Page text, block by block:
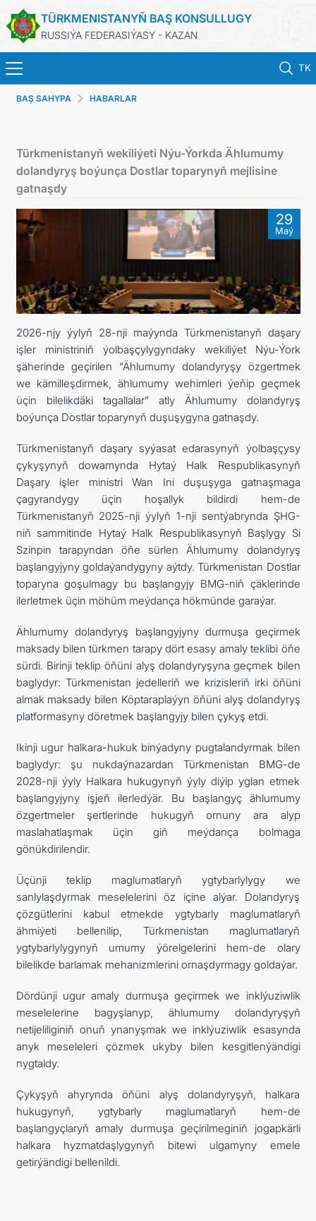
TÜRKMENISTANYŇ BAŞ KONSULLUGY
RUSSIÝA FEDERASIÝASY - KAZAN
TK
BAŞ SAHYPA
KONSULLYK HYZMATLARY
ОБ ОРГАНИЗАЦИИ
BILDIRIŞLER
BAŞ SAHYPA HABARLAR
Türkmenistanyň wekiliýeti Nýu-Ýorkda Ählumumy
dolandyryş boýunça Dostlar toparynyň mejlisine
gatnaşdy
29
Maý
2026-njy ýylyň 28-nji maýynda Türkmenistanyň daşary
işler ministriniň ýolbaşçylygyndaky wekiliýet Nýu-Ýork
şäherinde geçirilen “Ählumumy dolandyryşy özgertmek
we kämilleşdirmek, ählumumy wehimleri ýeňip geçmek
üçin bilelikdäki tagallalar” atly Ählumumy dolandyryş
boýunça Dostlar toparynyň duşuşygyna gatnaşdy.
Türkmenistanyň daşary syýasat edarasynyň ýolbaşçysy
çykyşynyň dowamynda Hytaý Halk Respublikasynyň
Daşary işler ministri Wan Ini duşuşyga gatnaşmaga
çagyrandygy üçin hoşallyk bildirdi hem-de
Türkmenistanyň 2025-nji ýylyň 1-nji sentýabrynda ŞHG-
niň sammitinde Hytaý Halk Respublikasynyň Başlygy Si
Szinpin tarapyndan öňe sürlen Ählumumy dolandyryş
başlangyjyny goldaýandygyny aýtdy. Türkmenistan Dostlar
toparyna goşulmagy bu başlangyjy BMG-niň çäklerinde
ilerletmek üçin möhüm meýdança hökmünde garaýar.
Ählumumy dolandyryş başlangyjyny durmuşa geçirmek
maksady bilen türkmen tarapy dört esasy amaly teklibi öňe
sürdi. Birinji teklip öňüni alyş dolandyryşyna geçmek bilen
baglydyr: Türkmenistan jedelleriň we krizisleriň irki öňüni
almak maksady bilen Köptaraplaýyn öňüni alyş dolandyryş
platformasyny döretmek başlangyjy bilen çykyş etdi.
Ikinji ugur halkara-hukuk binýadyny pugtalandyrmak bilen
baglydyr: şu nukdaýnazardan Türkmenistan BMG-de
2028-nji ýyly Halkara hukugynyň ýyly diýip yglan etmek
başlangyjyny işjeň ilerledýär. Bu başlangyç ählumumy
özgertmeler şertlerinde hukugyň ornuny ara alyp
maslahatlaşmak üçin giň meýdança bolmaga
gönükdirilendir.
Üçünji teklip maglumatlaryň ygtybarlylygy we
sanlylaşdyrmak meselelerini öz içine alýar. Dolandyryş
çözgütlerini kabul etmekde ygtybarly maglumatlaryň
ähmiýeti bellenilip, Türkmenistan maglumatlaryň
ygtybarlylygynyň umumy ýörelgelerini hem-de olary
bilelikde barlamak mehanizmlerini ornaşdyrmagy goldaýar.
Dördünji ugur amaly durmuşa geçirmek we inklýuziwlik
meselelerine bagyşlanyp, ählumumy dolandyryşyň
netijeliliginiň onuň ynanyşmak we inklýuziwlik esasynda
anyk meseleleri çözmek ukyby bilen kesgitlenýändigi
nygtaldy.
Çykyşyň ahyrynda öňüni alyş dolandyryşyň, halkara
hukugynyň, ygtybarly maglumatlaryň hem-de
başlangyçlaryň amaly durmuşa geçirilmeginiň jogapkärli
halkara hyzmatdaşlygynyň bitewi ulgamyny emele
getirýändigi bellenildi.